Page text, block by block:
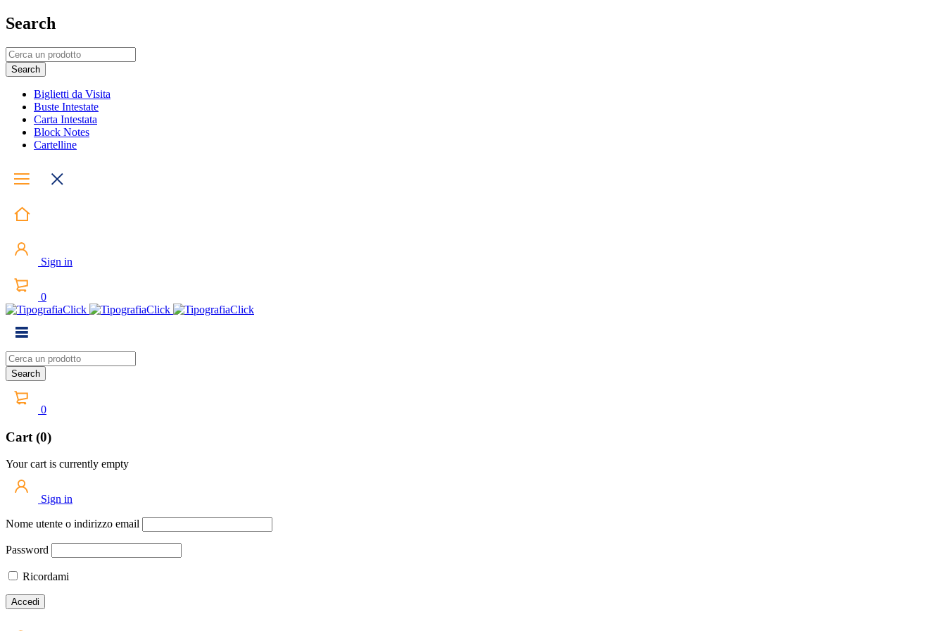
Search
Biglietti da Visita
Buste Intestate
Carta Intestata
Block Notes
Cartelline
Sign in
0
0
Cart (0)
Your cart is currently empty
Sign in
Nome utente o indirizzo email
Password
Ricordami